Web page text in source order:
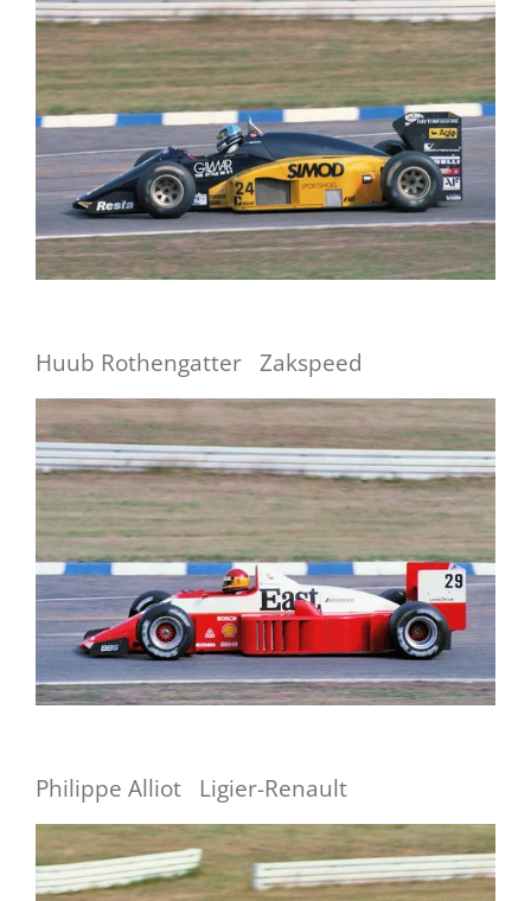
Huub Rothengatter Zakspeed
Philippe Alliot Ligier-Renault